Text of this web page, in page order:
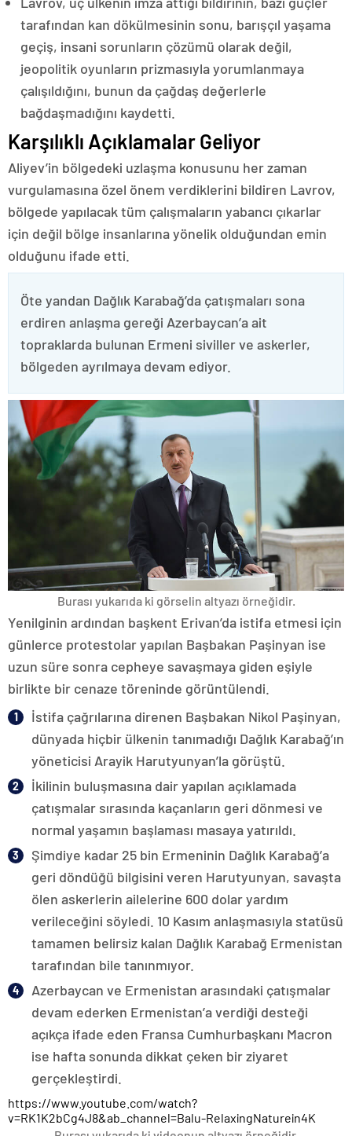
tarafından kan dökülmesinin sonu, barışçıl yaşama
geçiş, insani sorunların çözümü olarak değil,
jeopolitik oyunların prizmasıyla yorumlanmaya
çalışıldığını, bunun da çağdaş değerlerle
bağdaşmadığını kaydetti.
Karşılıklı Açıklamalar Geliyor
Aliyev’in bölgedeki uzlaşma konusunu her zaman
vurgulamasına özel önem verdiklerini bildiren Lavrov,
bölgede yapılacak tüm çalışmaların yabancı çıkarlar
için değil bölge insanlarına yönelik olduğundan emin
olduğunu ifade etti.
Öte yandan Dağlık Karabağ’da çatışmaları sona
erdiren anlaşma gereği Azerbaycan’a ait
topraklarda bulunan Ermeni siviller ve askerler,
bölgeden ayrılmaya devam ediyor.
Burası yukarıda ki görselin altyazı örneğidir.
Yenilginin ardından başkent Erivan’da istifa etmesi için
günlerce protestolar yapılan Başbakan Paşinyan ise
uzun süre sonra cepheye savaşmaya giden eşiyle
birlikte bir cenaze töreninde görüntülendi.
İstifa çağrılarına direnen Başbakan Nikol Paşinyan,
dünyada hiçbir ülkenin tanımadığı Dağlık Karabağ’ın
yöneticisi Arayik Harutyunyan’la görüştü.
İkilinin buluşmasına dair yapılan açıklamada
çatışmalar sırasında kaçanların geri dönmesi ve
normal yaşamın başlaması masaya yatırıldı.
Şimdiye kadar 25 bin Ermeninin Dağlık Karabağ’a
geri döndüğü bilgisini veren Harutyunyan, savaşta
ölen askerlerin ailelerine 600 dolar yardım
verileceğini söyledi. 10 Kasım anlaşmasıyla statüsü
tamamen belirsiz kalan Dağlık Karabağ Ermenistan
tarafından bile tanınmıyor.
Azerbaycan ve Ermenistan arasındaki çatışmalar
devam ederken Ermenistan’a verdiği desteği
açıkça ifade eden Fransa Cumhurbaşkanı Macron
ise hafta sonunda dikkat çeken bir ziyaret
gerçekleştirdi.
https://www.youtube.com/watch?
v=RK1K2bCg4J8&ab_channel=Balu-RelaxingNaturein4K